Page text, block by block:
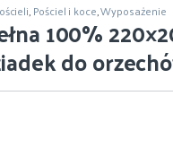
,Pościel i koce,Wyposażenie
100%
do